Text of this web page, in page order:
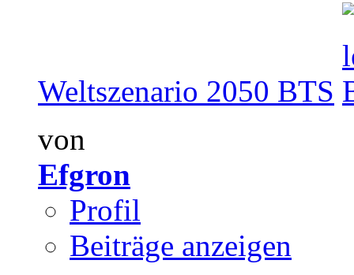
Weltszenario 2050 BTS
von
Efgron
Profil
Beiträge anzeigen